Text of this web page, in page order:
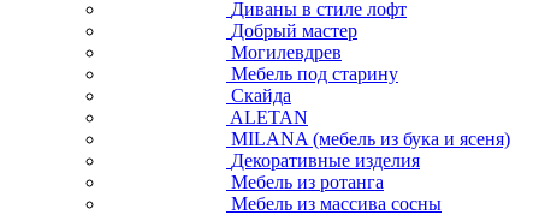
Диваны в стиле лофт
Добрый мастер
Могилевдрев
Мебель под старину
Скайда
ALETAN
MILANA (мебель из бука и ясеня)
Декоративные изделия
Мебель из ротанга
Мебель из массива сосны